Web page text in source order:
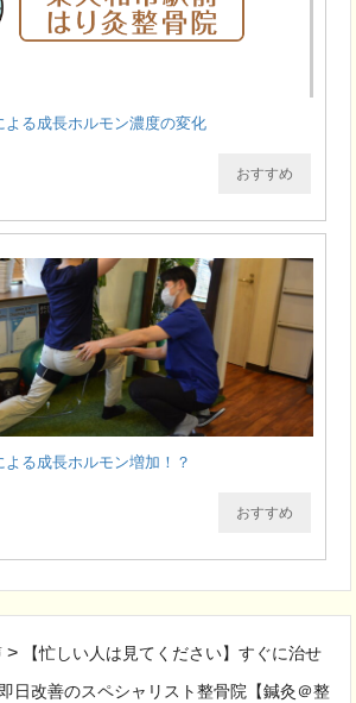
よる成長ホルモン濃度の変化
おすすめ
る成長ホルモン増加！？
おすすめ
>
【忙しい人は見てください】すぐに治せ
日改善のスペシャリスト整骨院【鍼灸＠整